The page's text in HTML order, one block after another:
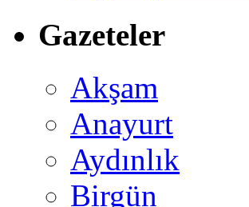
Gazeteler
Akşam
Anayurt
Aydınlık
Birgün